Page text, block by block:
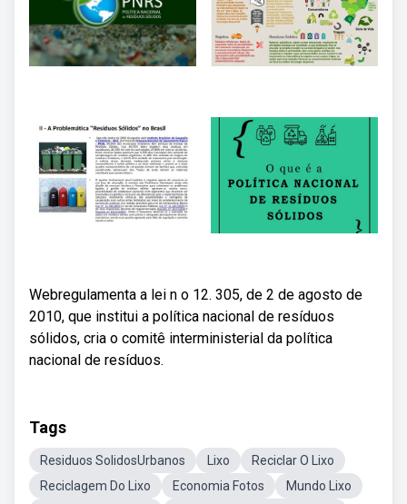
Webregulamenta a lei n o 12. 305, de 2 de agosto de
2010, que institui a política nacional de resíduos
sólidos, cria o comitê interministerial da política
nacional de resíduos.
Tags
Residuos SolidosUrbanos Lixo
Reciclar O Lixo
Reciclagem Do Lixo
Economia Fotos Mundo Lixo